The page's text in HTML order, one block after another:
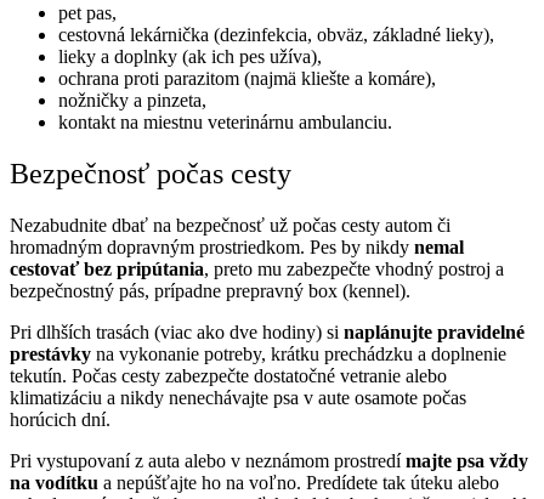
pet pas,
cestovná lekárnička (dezinfekcia, obväz, základné lieky),
lieky a doplnky (ak ich pes užíva),
ochrana proti parazitom (najmä kliešte a komáre),
nožničky a pinzeta,
kontakt na miestnu veterinárnu ambulanciu.
Bezpečnosť počas cesty
Nezabudnite dbať na bezpečnosť už počas cesty autom či
hromadným dopravným prostriedkom. Pes by nikdy nemal
cestovať bez pripútania, preto mu zabezpečte vhodný postroj a
bezpečnostný pás, prípadne prepravný box (kennel).
Pri dlhších trasách (viac ako dve hodiny) si naplánujte pravidelné
prestávky na vykonanie potreby, krátku prechádzku a doplnenie
tekutín. Počas cesty zabezpečte dostatočné vetranie alebo
klimatizáciu a nikdy nenechávajte psa v aute osamote počas
horúcich dní.
Pri vystupovaní z auta alebo v neznámom prostredímajte psa vždy
na vodítku a nepúšťajte ho na voľno. Predídete tak úteku alebo